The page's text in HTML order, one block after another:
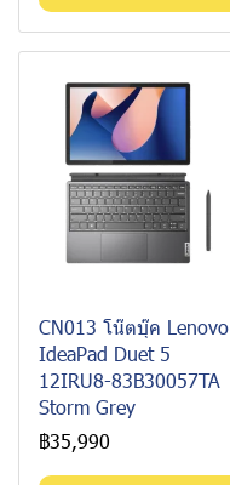
CN013 โน๊ตบุ๊ค Lenovo
IdeaPad Duet 5
12IRU8-83B30057TA
Storm Grey
฿35,990